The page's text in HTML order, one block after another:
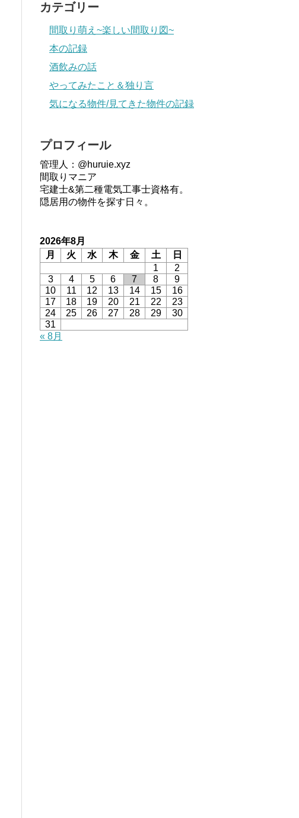
カテゴリー
間取り萌え~楽しい間取り図~
本の記録
酒飲みの話
やってみたこと＆独り言
気になる物件/見てきた物件の記録
プロフィール
管理人：@huruie.xyz
間取りマニア
宅建士&第二種電気工事士資格有。
隠居用の物件を探す日々。
2026年8月
月
火 水 木 金 土
日
1
2
3
4 5 6 7 8
9
10
11 12 13 14 15
16
17
18 19 20 21 22
23
24
25 26 27 28 29
30
31
« 8月